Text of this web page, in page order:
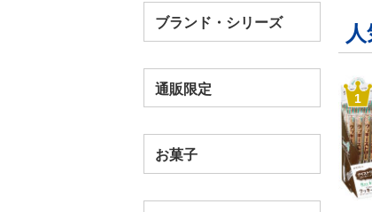
ブランド・シリーズ
通販限定
お菓子
1